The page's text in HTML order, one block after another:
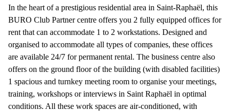
In the heart of a prestigious residential area in Saint-Raphaël, this
BURO Club Partner centre offers you 2 fully equipped offices for
rent that can accommodate 1 to 2 workstations. Designed and
organised to accommodate all types of companies, these offices
are available 24/7 for permanent rental. The business centre also
offers on the ground floor of the building (with disabled facilities)
1 spacious and turnkey meeting room to organise your meetings,
training, workshops or interviews in Saint Raphaël in optimal
conditions. All these work spaces are air-conditioned, with